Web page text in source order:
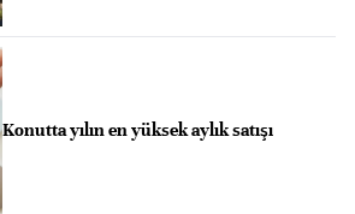
Konutta yılın en yüksek aylık satışı